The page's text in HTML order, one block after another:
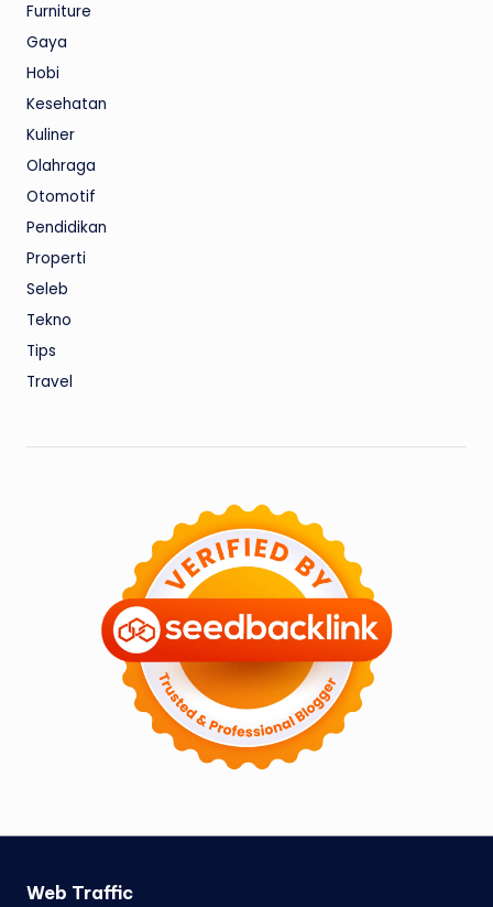
Furniture
Gaya
Hobi
Kesehatan
Kuliner
Olahraga
Otomotif
Pendidikan
Properti
Seleb
Tekno
Tips
Travel
Web Traffic